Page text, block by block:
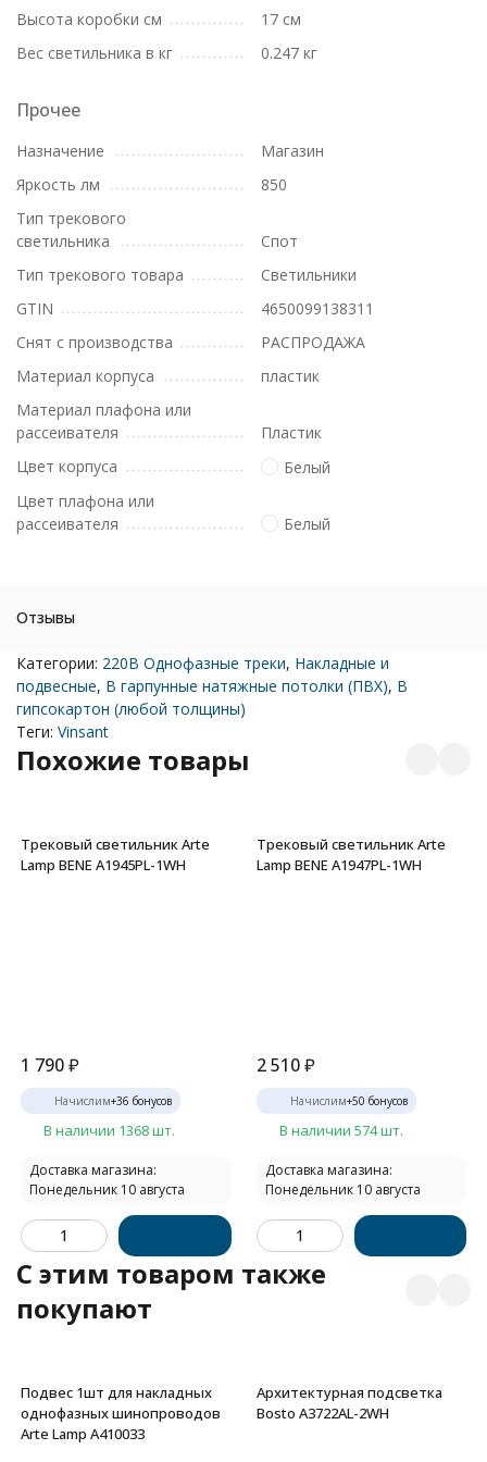
Высота коробки см
17 см
Вес светильника в кг
0.247 кг
Прочее
Назначение
Магазин
Яркость лм
850
Тип трекового
светильника
Спот
Тип трекового товара
Светильники
GTIN
4650099138311
Снят с производства
РАСПРОДАЖА
Материал корпуса
пластик
Материал плафона или
рассеивателя
Пластик
Цвет корпуса
Белый
Цвет плафона или
рассеивателя
Белый
Отзывы
Категории: 220В Однофазные треки, Накладные и
подвесные, В гарпунные натяжные потолки (ПВХ), В
гипсокартон (любой толщины)
Теги: Vinsant
Похожие товары
Трековый светильник Arte
Lamp BENE A1945PL-1WH
1 790₽
Начислим+36 бонусов
В наличии 1368 шт.
Доставка магазина:
Понедельник 10 августа
Трековый светильник Arte
Lamp BENE A1947PL-1WH
2 510 ₽
Начислим+50 бонусов
В наличии 574 шт.
Доставка магазина:
Понедельник 10 августа
C этим товаром также
покупают
Подвес 1шт для накладных
однофазных шинопроводов
Arte Lamp A410033
Архитектурная подсветка
Bosto A3722AL-2WH